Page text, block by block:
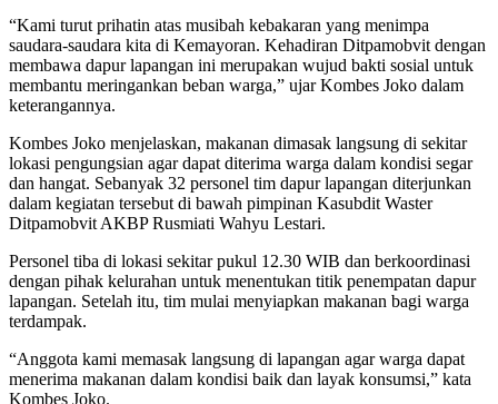
“Kami turut prihatin atas musibah kebakaran yang menimpa
saudara-saudara kita di Kemayoran. Kehadiran Ditpamobvit dengan
membawa dapur lapangan ini merupakan wujud bakti sosial untuk
membantu meringankan beban warga,” ujar Kombes Joko dalam
keterangannya.
Kombes Joko menjelaskan, makanan dimasak langsung di sekitar
lokasi pengungsian agar dapat diterima warga dalam kondisi segar
dan hangat. Sebanyak 32 personel tim dapur lapangan diterjunkan
dalam kegiatan tersebut di bawah pimpinan Kasubdit Waster
Ditpamobvit AKBP Rusmiati Wahyu Lestari.
Personel tiba di lokasi sekitar pukul 12.30 WIB dan berkoordinasi
dengan pihak kelurahan untuk menentukan titik penempatan dapur
lapangan. Setelah itu, tim mulai menyiapkan makanan bagi warga
terdampak.
“Anggota kami memasak langsung di lapangan agar warga dapat
menerima makanan dalam kondisi baik dan layak konsumsi,” kata
Kombes Joko.